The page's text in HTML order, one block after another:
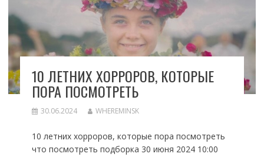
10 ЛЕТНИХ ХОРРОРОВ, КОТОРЫЕ
ПОРА ПОСМОТРЕТЬ
30.06.2024 WHEREMINSK
10 летних хорроров, которые пора посмотреть
что посмотреть подборка 30 июня 2024 10:00